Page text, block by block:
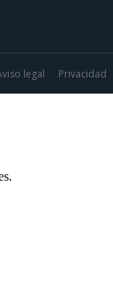
legal Privacidad